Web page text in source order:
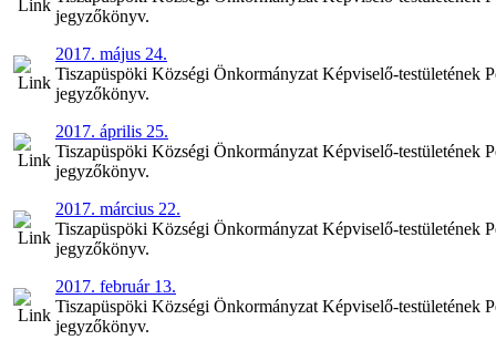
jegyzőkönyv.
2017. május 24.
Tiszapüspöki Községi Önkormányzat Képviselő-testületének
jegyzőkönyv.
2017. április 25.
Tiszapüspöki Községi Önkormányzat Képviselő-testületének
jegyzőkönyv.
2017. március 22.
Tiszapüspöki Községi Önkormányzat Képviselő-testületének
jegyzőkönyv.
2017. február 13.
Tiszapüspöki Községi Önkormányzat Képviselő-testületének
jegyzőkönyv.